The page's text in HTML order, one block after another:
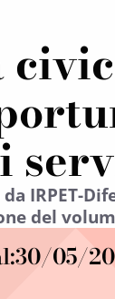
IRPET-
del
30/05/